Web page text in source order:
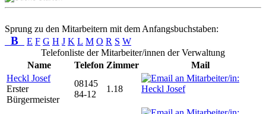
Sprung zu den Mitarbeitern mit dem Anfangsbuchstaben:
B E F G H J K L M O R S W
Telefonliste der Mitarbeiter/innen der Verwaltung
Name
Telefon Zimmer
Mail
Heckl Josef
Erster
Bürgermeister
08145
84-12
1.18